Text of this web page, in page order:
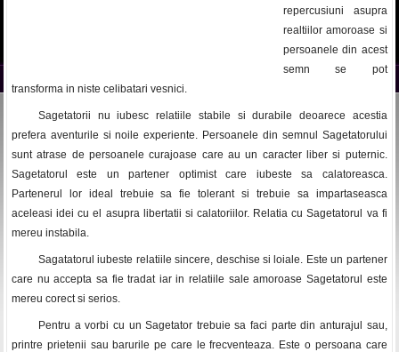
repercusiuni asupra
realtiilor amoroase si
persoanele din acest
semn se pot
transforma in niste celibatari vesnici.
Sagetatorii nu iubesc relatiile stabile si durabile deoarece acestia
prefera aventurile si noile experiente. Persoanele din semnul Sagetatorului
sunt atrase de persoanele curajoase care au un caracter liber si puternic.
Sagetatorul este un partener optimist care iubeste sa calatoreasca.
Partenerul lor ideal trebuie sa fie tolerant si trebuie sa impartaseasca
aceleasi idei cu el asupra libertatii si calatoriilor. Relatia cu Sagetatorul va fi
mereu instabila.
Sagatatorul iubeste relatiile sincere, deschise si loiale. Este un partener
care nu accepta sa fie tradat iar in relatiile sale amoroase Sagetatorul este
mereu corect si serios.
Pentru a vorbi cu un Sagetator trebuie sa faci parte din anturajul sau,
printre prietenii sau barurile pe care le frecventeaza. Este o persoana care